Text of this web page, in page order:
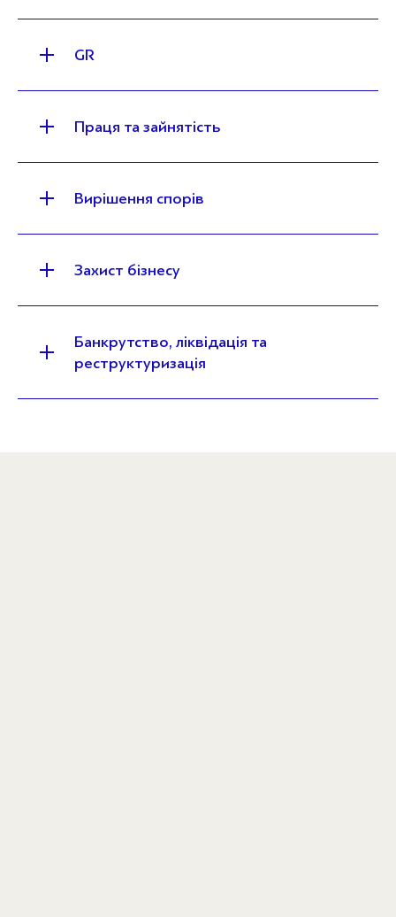
GR
Праця та зайнятість
Вирішення спорів
Захист бізнесу
Банкрутство, ліквідація та
реструктуризація